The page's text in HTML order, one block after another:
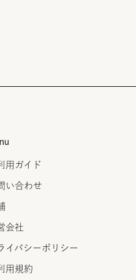
用ガイド
い合わせ
会社
イバシーポリシー
用規約